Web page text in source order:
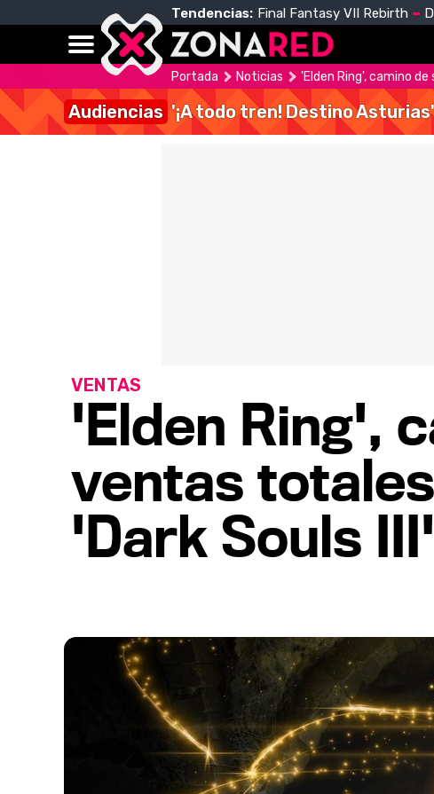
Tendencias: Final Fantasy VII Rebirth
Portada Noticias 'Elden Ring', camino
Audiencias '¡A todo tren! Destino
'Elden Ring',
ventas
'Dark Souls
VENTAS